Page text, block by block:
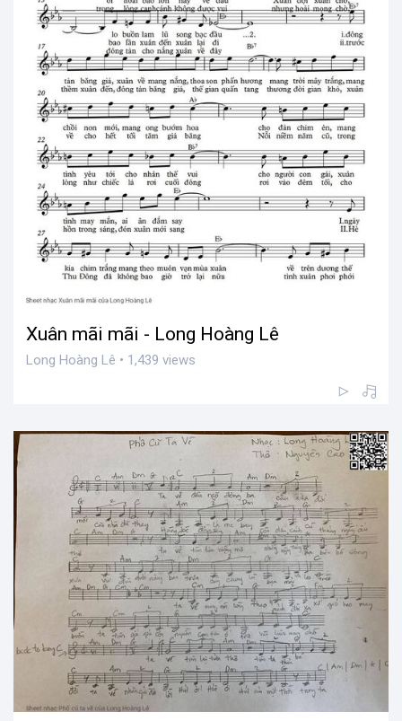
Xuân mãi mãi - Long Hoàng Lê
Long Hoàng Lê • 1,439 views